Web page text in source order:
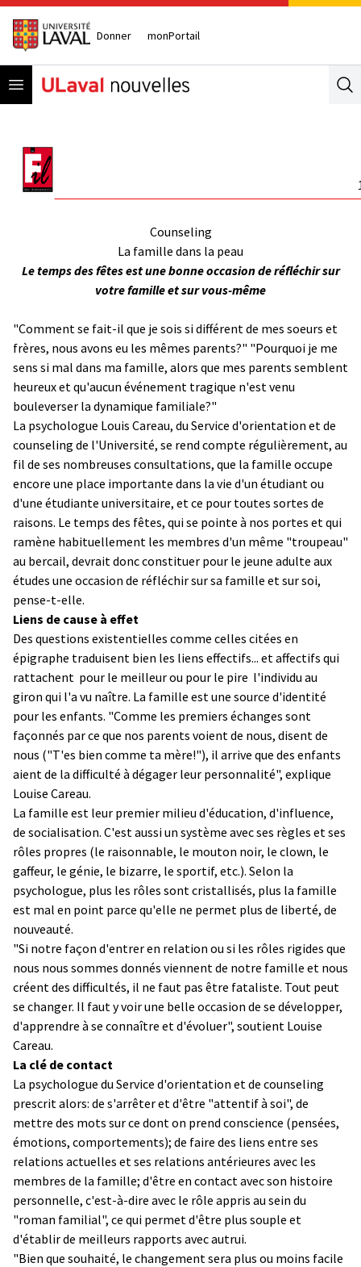
Donner monPortail
Open menu
Counseling
La famille dans la peau
Le temps des fêtes est une bonne occasion de réfléchir sur
votre famille et sur vous-même
"Comment se fait-il que je sois si différent de mes soeurs et
frères, nous avons eu les mêmes parents?" "Pourquoi je me
sens si mal dans ma famille, alors que mes parents semblent
heureux et qu'aucun événement tragique n'est venu
bouleverser la dynamique familiale?"
La psychologue Louis Careau, du Service d'orientation et de
counseling de l'Université, se rend compte régulièrement, au
fil de ses nombreuses consultations, que la famille occupe
encore une place importante dans la vie d'un étudiant ou
d'une étudiante universitaire, et ce pour toutes sortes de
raisons. Le temps des fêtes, qui se pointe à nos portes et qui
ramène habituellement les membres d'un même "troupeau"
au bercail, devrait donc constituer pour le jeune adulte aux
études une occasion de réfléchir sur sa famille et sur soi,
pense-t-elle.
Liens de cause à effet
Des questions existentielles comme celles citées en
épigraphe traduisent bien les liens effectifs... et affectifs qui
rattachent ­ pour le meilleur ou pour le pire ­ l'individu au
giron qui l'a vu naître. La famille est une source d'identité
pour les enfants. "Comme les premiers échanges sont
façonnés par ce que nos parents voient de nous, disent de
nous ("T'es bien comme ta mère!"), il arrive que des enfants
aient de la difficulté à dégager leur personnalité", explique
Louise Careau.
La famille est leur premier milieu d'éducation, d'influence,
de socialisation. C'est aussi un système avec ses règles et ses
rôles propres (le raisonnable, le mouton noir, le clown, le
gaffeur, le génie, le bizarre, le sportif, etc.). Selon la
psychologue, plus les rôles sont cristallisés, plus la famille
est mal en point parce qu'elle ne permet plus de liberté, de
nouveauté.
"Si notre façon d'entrer en relation ou si les rôles rigides que
nous nous sommes donnés viennent de notre famille et nous
créent des difficultés, il ne faut pas être fataliste. Tout peut
se changer. Il faut y voir une belle occasion de se développer,
d'apprendre à se connaître et d'évoluer", soutient Louise
Careau.
La clé de contact
La psychologue du Service d'orientation et de counseling
prescrit alors: de s'arrêter et d'être "attentif à soi", de
mettre des mots sur ce dont on prend conscience (pensées,
émotions, comportements); de faire des liens entre ses
relations actuelles et ses relations antérieures avec les
membres de la famille; d'être en contact avec son histoire
personnelle, c'est-à-dire avec le rôle appris au sein du
"roman familial", ce qui permet d'être plus souple et
d'établir de meilleurs rapports avec autrui.
"Bien que souhaité, le changement sera plus ou moins facile